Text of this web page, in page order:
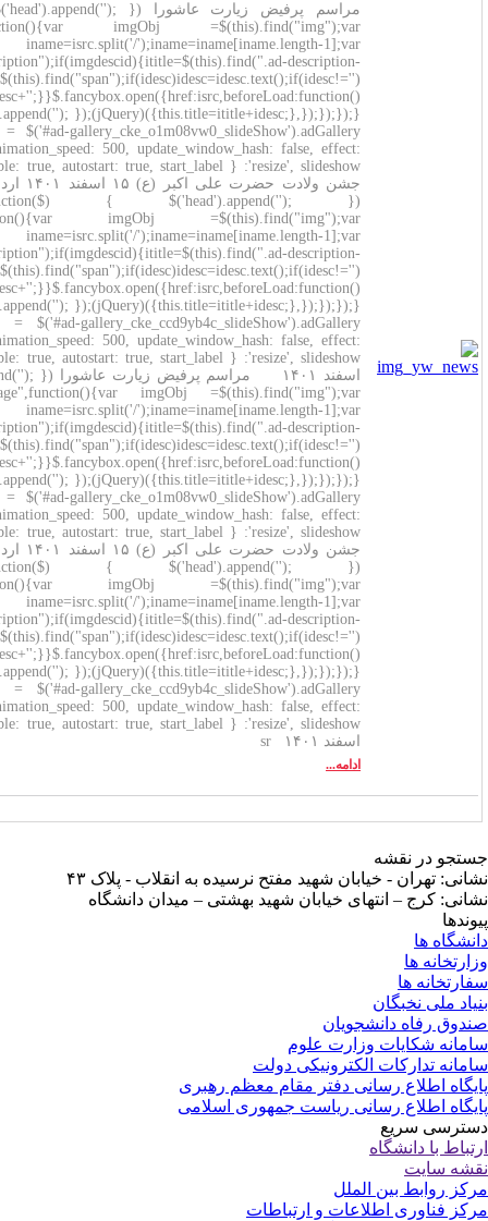
مراسم پرفیض زیارت عاشورا (function($) { $('head').append(''); })(jQuery);(function($) {$(function() {$("#ad-
gallery_cke_o1m08vw0_slideShow").on("click",".ad-
isrc=imgObj.attr("src");var ititle=null;var idesc=null;var
imgdescid=$(this).find(".ad-image-
{this.title=ititle+idesc;},});});});})(jQuery);(function($) { $('head').append(''); })(jQuery);(function($) {$(function() { var
galleries = $('#ad-gallery_cke_o1m08vw0_slideShow').adGallery({loader_image: '/ckedit/plugins/slideshow/3rdParty/ad-
gallery/loader.gif', width:false, height:300, start_at_index: 0,
'resize', slideshow: { enable: true, autostart: true, start_label: 'ادامه ', stop_label: 'توقف', speed: 5000}});});})(jQuery);
جشن ولادت حضرت علی اکبر (ع) ۱۵ اسفند ۱۴۰۱ اردوی بصیرتی زیارتی ویژه همکاران فضای سبز در مشهد مقدس
(function($) { $('head').append(''); })(jQuery);(function($) {$(function() {$("#ad-
gallery_cke_ccd9yb4c_slideShow").on("click",".ad-
isrc=imgObj.attr("src");var ititle=null;var idesc=null;var
imgdescid=$(this).find(".ad-image-
{this.title=ititle+idesc;},});});});})(jQuery);(function($) { $('head').append(''); })(jQuery);(function($) {$(function() { var
galleries = $('#ad-gallery_cke_ccd9yb4c_slideShow').adGallery({loader_image: '/ckedit/plugins/slideshow/3rdParty/ad-
gallery/loader.gif', width:false, height:300, start_at_index: 0,
'resize', slideshow: { enable: true, autostart: true, start_label: 'ادامه ', stop_label: 'توقف', speed: 5000}});});})(jQuery);
اسفند ۱۴۰۱ مراسم پرفیض زیارت عاشورا (function($) { $('head').append(''); })(jQuery);(function($) {$(function()
{$("#ad-gallery_cke_o1m08vw0_slideShow").on("click",".ad-
isrc=imgObj.attr("src");var ititle=null;var idesc=null;var
imgdescid=$(this).find(".ad-image-
{this.title=ititle+idesc;},});});});})(jQuery);(function($) { $('head').append(''); })(jQuery);(function($) {$(function() { var
galleries = $('#ad-gallery_cke_o1m08vw0_slideShow').adGallery({loader_image: '/ckedit/plugins/slideshow/3rdParty/ad-
gallery/loader.gif', width:false, height:300, start_at_index: 0,
'resize', slideshow: { enable: true, autostart: true, start_label: 'ادامه ', stop_label: 'توقف', speed: 5000}});});})(jQuery);
جشن ولادت حضرت علی اکبر (ع) ۱۵ اسفند ۱۴۰۱ اردوی بصیرتی زیارتی ویژه همکاران فضای سبز در مشهد مقدس
(function($) { $('head').append(''); })(jQuery);(function($) {$(function() {$("#ad-
gallery_cke_ccd9yb4c_slideShow").on("click",".ad-
isrc=imgObj.attr("src");var ititle=null;var idesc=null;var
imgdescid=$(this).find(".ad-image-
{this.title=ititle+idesc;},});});});})(jQuery);(function($) { $('head').append(''); })(jQuery);(function($) {$(function() { var
galleries = $('#ad-gallery_cke_ccd9yb4c_slideShow').adGallery({loader_image: '/ckedit/plugins/slideshow/3rdParty/ad-
gallery/loader.gif', width:false, height:300, start_at_index: 0,
'resize', slideshow: { enable: true, autostart: true, start_label: 'ادامه ', stop_label: 'توقف', speed: 5000}});});})(jQuery);